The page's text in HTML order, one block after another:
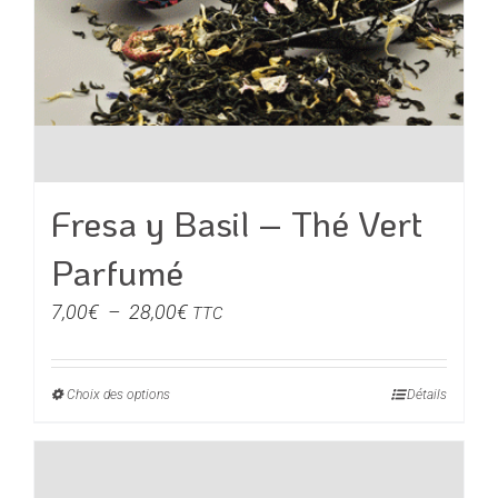
Fresa y Basil – Thé Vert
Parfumé
7,00€ – 28,00€Plage
prix :
TTC
Choix des optionsCe
Détails